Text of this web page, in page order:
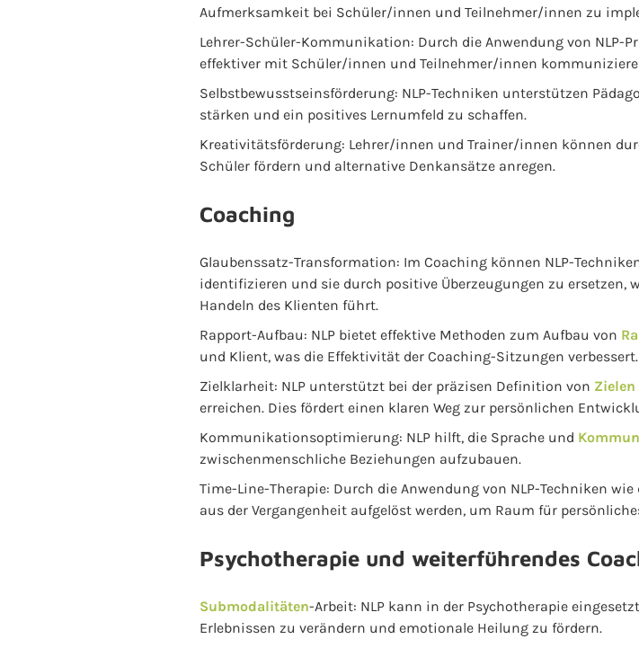
Aufmerksamkeit bei Schüler/innen und Teilnehmer/innen zu
Lehrer-Schüler-Kommunikation: Durch die Anwendung von
effektiver mit Schüler/innen und Teilnehmer/innen
Selbstbewusstseinsförderung: NLP-Techniken unterstützen
stärken und ein positives Lernumfeld zu schaffen.
Kreativitätsförderung: Lehrer/innen und Trainer/innen können
Schüler fördern und alternative Denkansätze anregen.
Coaching
Glaubenssatz-Transformation: Im Coaching können NLP-
identifizieren und sie durch positive Überzeugungen zu ersetzen,
Handeln des Klienten führt.
Rapport-Aufbau: NLP bietet effektive Methoden zum Aufbau von
und Klient, was die Effektivität der Coaching-Sitzungen verbessert.
Zielklarheit: NLP unterstützt bei der präzisen Definition von Zielen
erreichen. Dies fördert einen klaren Weg zur persönlichen
Kommunikationsoptimierung: NLP hilft, die Sprache und
zwischenmenschliche Beziehungen aufzubauen.
Time-Line-Therapie: Durch die Anwendung von NLP-Techniken wie
aus der Vergangenheit aufgelöst werden, um Raum für
Psychotherapie und weiterführendes
Submodalitäten-Arbeit: NLP kann in der Psychotherapie
Erlebnissen zu verändern und emotionale Heilung zu fördern.